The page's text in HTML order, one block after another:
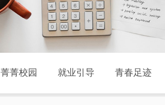
菁菁校园 就业引导 青春足迹